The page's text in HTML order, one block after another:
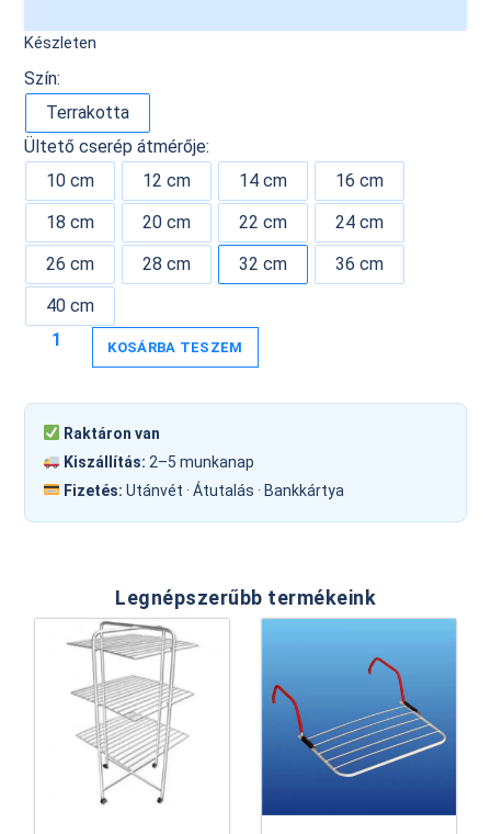
Készleten
Szín:
Terrakotta
Ültető cserép átmérője:
10 cm
12 cm 14 cm
16 cm
18 cm
20 cm 22 cm
24 cm
26 cm
28 cm 32 cm
36 cm
40 cm
KOSÁRBA TESZEM
Raktáron van
Kiszállítás: 2–5 munkanap
Fizetés: Utánvét · Átutalás · Bankkártya
Legnépszerűbb termékeink